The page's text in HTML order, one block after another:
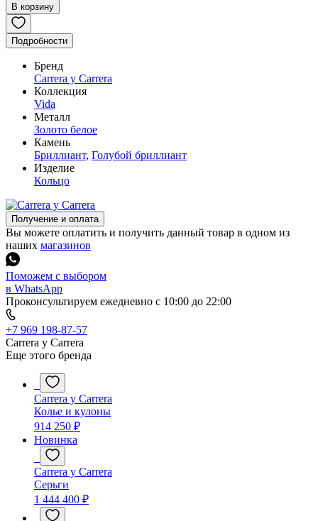
В корзину
Подробности
Бренд
Carrera y Carrera
Коллекция
Vida
Металл
Золото белое
Камень
Бриллиант, Голубой бриллиант
Изделие
Кольцо
Получение и оплата
Вы можете оплатить и получить данный товар в одном из
наших магазинов
Поможем с выбором
в WhatsApp
Проконсультируем ежедневно с 10:00 до 22:00
+7 969 198-87-57
Carrera y Carrera
Еще этого бренда
Carrera y Carrera
Колье и кулоны
914 250 ₽
Новинка
Carrera y Carrera
Серьги
1 444 400 ₽